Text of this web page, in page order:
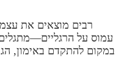
רבים מוצאים את
עמוס על
במקום להתקדם באימון,